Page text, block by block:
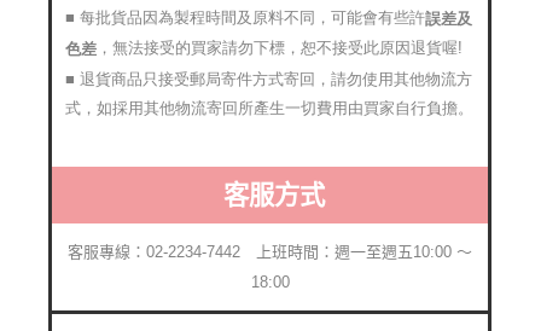
■ 每批貨品因為製程時間及原料不同，可能會有些許誤差及
色差 ，無法接受的買家請勿下標，恕不接受此原因退貨喔!
■ 退貨商品只接受郵局寄件方式寄回，請勿使用其他物流方
式，如採用其他物流寄回所產生一切費用由買家自行負擔。
客服方式
客服專線：02-2234-7442 上班時間：週一至週五10:00 ～
18:00